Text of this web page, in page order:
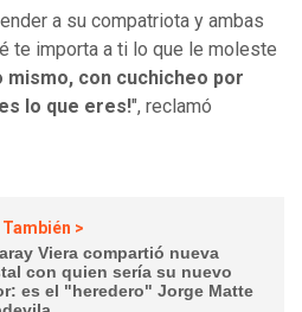
a su compatriota y ambas
te importa a ti lo que le moleste
mismo, con cuchicheo por
lo que eres!", reclamó
También >
Viera compartió nueva
con quien sería su nuevo
es el "heredero" Jorge Matte